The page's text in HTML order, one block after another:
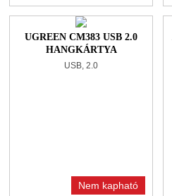
UGREEN CM383 USB 2.0
HANGKÁRTYA
USB, 2.0
Nem kapható